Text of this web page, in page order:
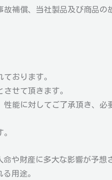
償、当社製品及び商品の
おります。
せて頂きます。
能に対してご了承頂き、
や財産に多大な影響が予想
用途。